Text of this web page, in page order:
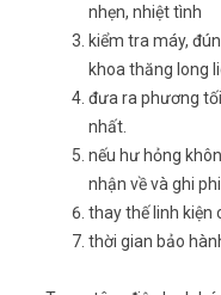
nhẹn, nhiệt tình
kiểm tra máy,
khoa thăng long
đưa ra phương
nhất.
nếu hư hỏng
nhận về và ghi
thay thế linh kiện
thời gian bảo